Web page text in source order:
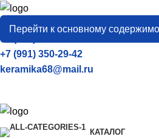
Перейти к основному
город
Тамбов
+7 (906) 657-33-54
+7 (991) 350-29-42
keramika68@mail.ru
КАТАЛОГ